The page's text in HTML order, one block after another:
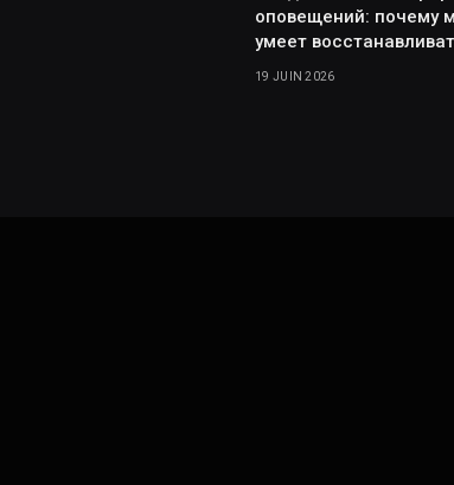
оповещений: почему
умеет
19 JUIN 2026